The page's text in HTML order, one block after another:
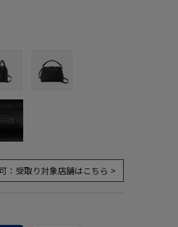
： 受取り対象店舗はこちら >